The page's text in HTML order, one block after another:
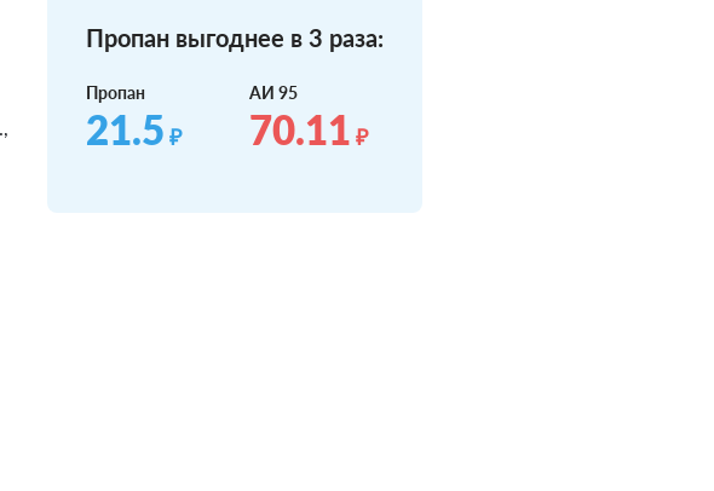
Пропан выгоднее в 3 раза:
Пропан
21.5 ₽
АИ 95
70.11 ₽